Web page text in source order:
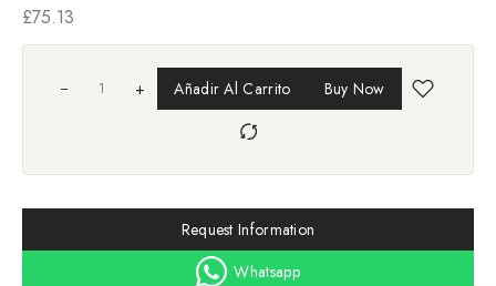
£75.13
+ Añadir Al Carrito Buy Now
Request Information
Whatsapp